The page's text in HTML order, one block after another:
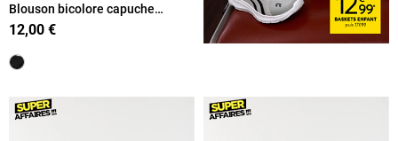
Blouson bicolore capuche
garçon (XXS-M)
12,00 €